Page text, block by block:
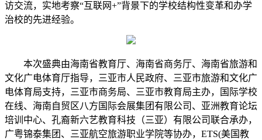
访交流，实地考察“互联网+”背景下的学校结构性变革和办学
治校的先进经验。
本次盛典由海南省教育厅、海南省商务厅、海南省旅游和
文化广电体育厅指导，三亚市人民政府、三亚市旅游和文化广
电体育局支持，三亚市商务局、三亚市教育局主办，国际学校
在线、海南自贸区八方国际会展集团有限公司、亚洲教育论坛
培训中心、孔裔新六艺教育科技（三亚）有限公司联合承办，
广粤锦泰集团、三亚航空旅游职业学院等协办，ETS(美国教